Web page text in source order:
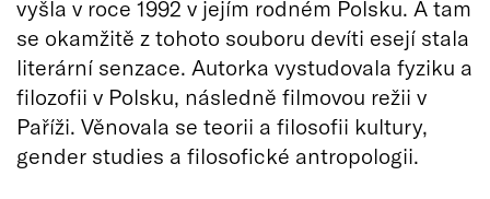
vyšla v roce 1992 v jejím rodném Polsku. A tam
se okamžitě z tohoto souboru devíti esejí stala
literární senzace. Autorka vystudovala fyziku a
filozofii v Polsku, následně filmovou režii v
Paříži. Věnovala se teorii a filosofii kultury,
gender studies a filosofické antropologii.